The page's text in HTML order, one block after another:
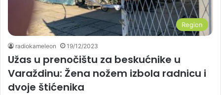
Region
radiokameleon 19/12/2023
Užas u prenočištu za beskućnike u
Varaždinu: Žena nožem izbola radnicu i
dvoje štićenika